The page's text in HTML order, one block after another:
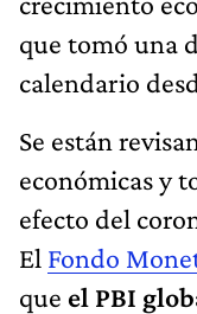
que tomó una
calendario
Se están
económicas y
efecto del
El Fondo
que el PBI